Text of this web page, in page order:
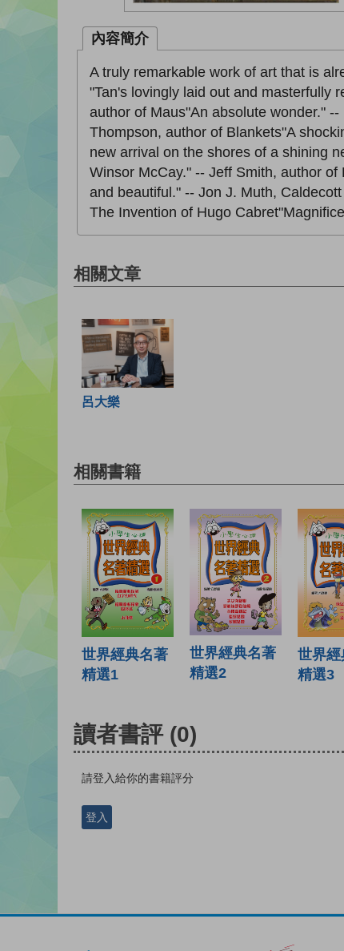
內容簡介
A truly remarkable work of art that is
"Tan's lovingly laid out and masterfully
author of Maus"An absolute wonder."
Thompson, author of Blankets"A
new arrival on the shores of a shining
Winsor McCay." -- Jeff Smith, author
and beautiful." -- Jon J. Muth,
The Invention of Hugo
相關文章
呂大樂
相關書籍
世界經典名著
精選1
世界經典名著
精選2
世界
精選3
讀者書評 (0)
請登入給你的書籍評分
登入